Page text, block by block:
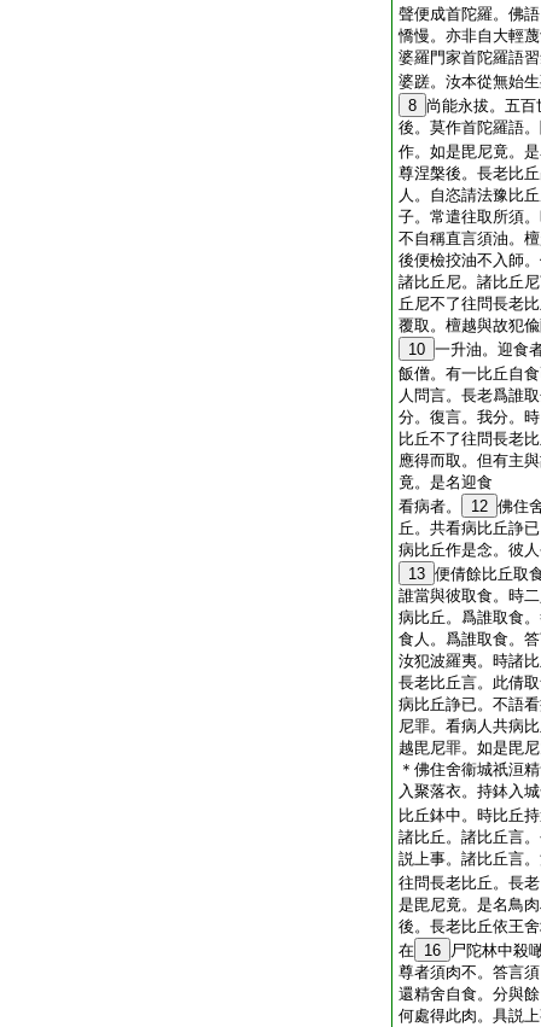
聲便成首陀羅。佛
憍慢。亦非自大輕
婆羅門家首陀羅語
婆蹉。汝本從無始
8 尚能永拔。五
後。莫作首陀羅語
作。如是毘尼竟。
尊涅槃後。長老比
人。自恣請法豫比
子。常遣往取所須
不自稱直言須油。
後便檢挍油不入師
諸比丘尼。諸比丘
丘尼不了往問長老
覆取。檀越與故犯
10 一升油。迎食
飯僧。有一比丘自
人問言。長老爲誰
分。復言。我分。
比丘不了往問長老
應得而取。但有主
竟。是名迎食
看病者。
12 佛住
丘。共看病比丘諍
病比丘作是念。彼
13 便倩餘比丘取
誰當與彼取食。時
病比丘。爲誰取食
食人。爲誰取食。
汝犯波羅夷。時諸
長老比丘言。此倩
病比丘諍已。不語
尼罪。看病人共病
越毘尼罪。如是毘
＊佛住舍衞城祇洹
入聚落衣。持鉢入
比丘鉢中。時比丘
諸比丘。諸比丘言
説上事。諸比丘言
往問長老比丘。長
是毘尼竟。是名鳥
後。長老比丘依王
在 16 尸陀林中殺
尊者須肉不。答言
還精舍自食。分與
何處得此肉。具説